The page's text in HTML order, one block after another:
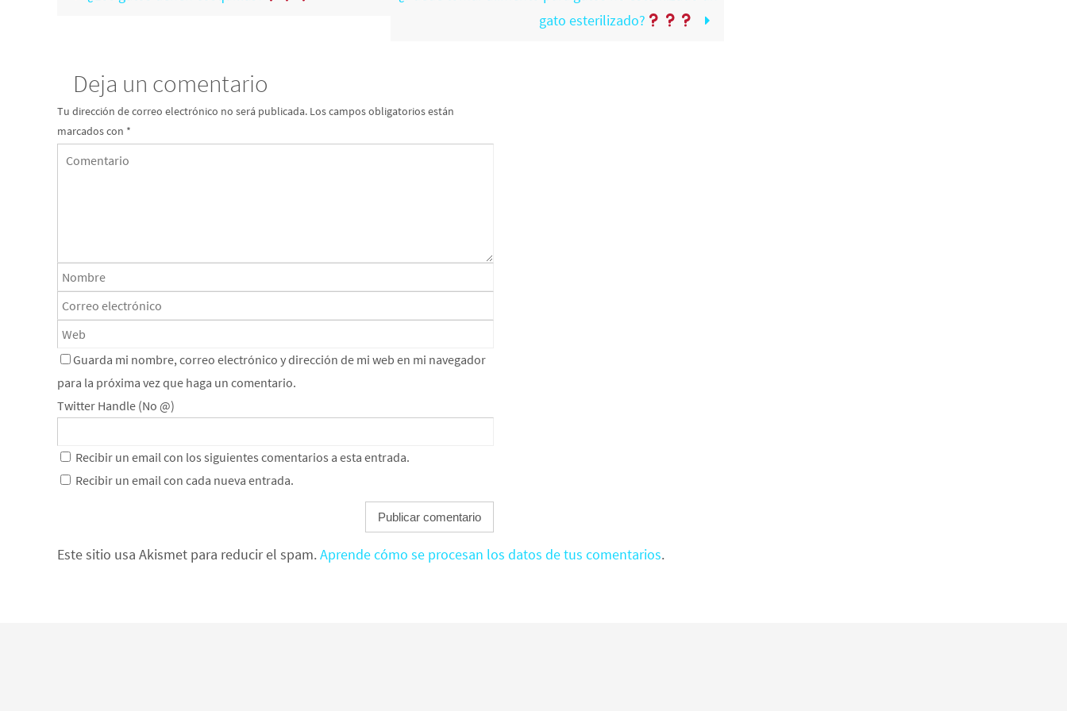
gato esterilizado?
Deja un comentario
Tu dirección de correo electrónico no será publicada. Los campos obligatorios están
marcados con *
Guarda mi nombre, correo electrónico y dirección de mi web en mi navegador
para la próxima vez que haga un comentario.
Twitter Handle (No @)
Recibir un email con los siguientes comentarios a esta entrada.
Recibir un email con cada nueva entrada.
Este sitio usa Akismet para reducir el spam.Aprende cómo se procesan los datos de tus comentarios.